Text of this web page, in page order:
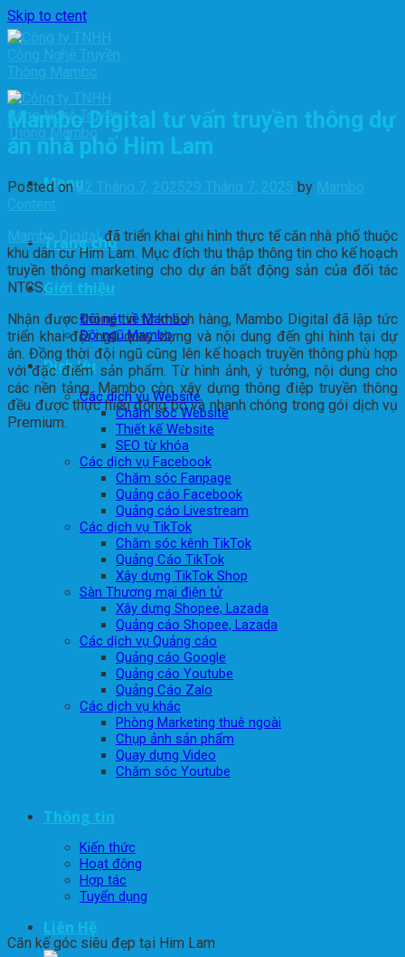
Skip to ctent
Menu
Trang chủ
Giới thiệu
Đôi nét về Mambo
Đội ngũ Mambo
Dịch Vụ
Các dịch vụ Website
Chăm sóc Website
Thiết kế Website
SEO từ khóa
Các dịch vụ Facebook
Chăm sóc Fanpage
Quảng cáo Facebook
Quảng cáo Livestream
Các dịch vụ TikTok
Chăm sóc kênh TikTok
Quảng Cáo TikTok
Xây dựng TikTok Shop
Sàn Thương mại điện tử
Xây dựng Shopee, Lazada
Quảng cáo Shopee, Lazada
Các dịch vụ Quảng cáo
Quảng cáo Google
Quảng cáo Youtube
Quảng Cáo Zalo
Các dịch vụ khác
Phòng Marketing thuê ngoài
Chụp ảnh sản phẩm
Quay dựng Video
Chăm sóc Youtube
Thông tin
Kiến thức
Hoạt động
Hợp tác
Tuyển dụng
Liên Hệ
Mambo Digital tư vấn truyền thông dự
án nhà phố Him Lam
Posted on22 Tháng 7, 202529 Tháng 7, 2025 by Mambo
Content
Mambo Digitalđã triển khai ghi hình thực tế căn nhà phố thuộc
khu dân cư Him Lam. Mục đích thu thập thông tin cho kế hoạch
truyền thông marketing cho dự án bất động sản của đối tác
NTCS.
Nhận được thông tin từ khách hàng, Mambo Digital đã lập tức
triển khai đội ngũ quay dựng và nội dung đến ghi hình tại dự
án. Đồng thời đội ngũ cũng lên kế hoạch truyền thông phù hợp
với đặc điểm sản phẩm. Từ hình ảnh, ý tưởng, nội dung cho
các nền tảng. Mambo còn xây dựng thông điệp truyền thông
đều được thực hiện đồng bộ và nhanh chóng trong gói dịch vụ
Premium.
Căn kế góc siêu đẹp tại Him Lam